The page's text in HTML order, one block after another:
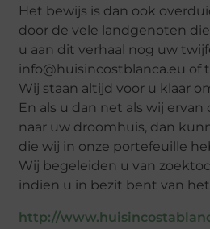
Het bewijs is dan ook
door de vele landgenoten
u aan dit verhaal nog uw
info@huisincostblanca.eu of
Wij staan altijd voor u klaar
En als u dan net als wij
naar uw droomhuis, dan
die wij in onze portefeuille
Wij begeleiden u van
indien u in bezit bent van
http://